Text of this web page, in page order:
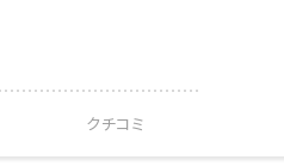
クチコミ